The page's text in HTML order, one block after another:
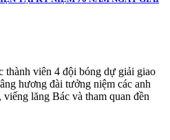
viên 4 đội bóng dự giải giao
hương đài tưởng niệm các anh
lăng Bác và tham quan đền